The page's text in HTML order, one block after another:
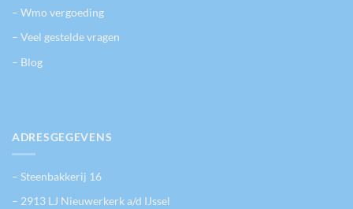
– Wmo vergoeding
– Veel gestelde vragen
– Blog
ADRESGEGEVENS
– Steenbakkerij 16
– 2913 LJ Nieuwerkerk a/d IJssel